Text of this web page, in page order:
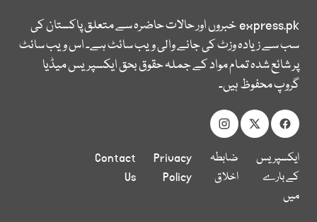
express.pkخبروں اور حالات حاضرہ سے متعلق پاکستان کی
سب سے زیادہ وزٹ کی جانے والی ویب سائٹ ہے۔ اس ویب سائٹ
پر شائع شدہ تمام مواد کے جملہ حقوق بحق ایکسپریس میڈیا
گروپ محفوظ ہیں۔
ایکسپریس
کے بارے
میں
ضابطہ
اخلاق
Privacy
Policy
Contact
Us